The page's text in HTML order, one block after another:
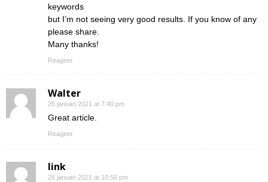
keywords
but I’m not seeing very good results. If you know of any
please share.
Many thanks!
Reageer
Walter
26 januari 2021 at 7:40 pm
Great article.
Reageer
link
26 januari 2021 at 10:56 pm